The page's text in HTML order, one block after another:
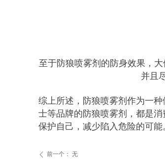
至于防狼喷雾剂的防身效果，
并且
综上所述，防狼喷雾剂作为一
士等品牌的防狼喷雾剂，都是
保护自己，减少陷入危险的可能
ꄴ 前一个： 无